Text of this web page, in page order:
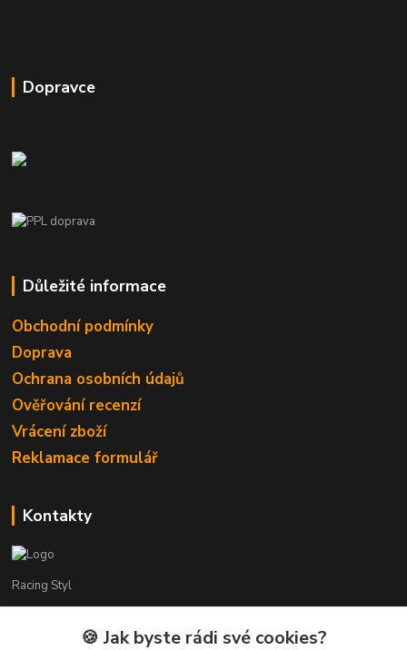
Dopravce
Důležité informace
Obchodní podmínky
Doprava
Ochrana osobních údajů
Ověřování recenzí
Vrácení zboží
Reklamace formulář
Kontakty
Racing Styl
Karel Muláček🍪 Jak byste rádi své cookies?